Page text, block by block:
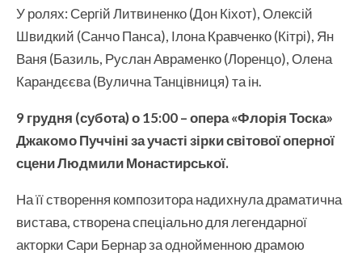
У ролях: Сергій Литвиненко (Дон Кіхот), Олексій
Швидкий (Санчо Панса), Ілона Кравченко (Кітрі), Ян
Ваня (Базиль, Руслан Авраменко (Лоренцо), Олена
Карандєєва (Вулична Танцівниця) та ін.
9 грудня (субота) о 15:00– опера«Флорія Тоска»
Джакомо Пуччініза участі зірки світової оперної
сцени Людмили Монастирської.
На її створення композитора надихнула драматична
вистава, створена спеціально для легендарної
акторки Сари Бернар за однойменною драмою